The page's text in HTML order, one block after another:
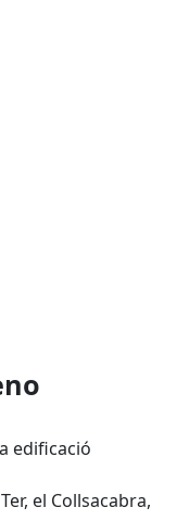
edificació
el Collsacabra,